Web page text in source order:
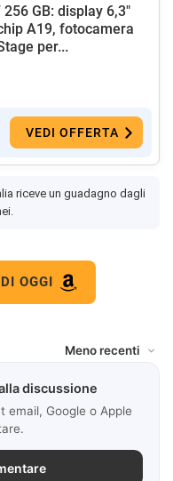
GB: display 6,3"
A19, fotocamera
per...
VEDI OFFERTA
riceve un guadagno dagli
OGGI
discussione
email, Google o Apple